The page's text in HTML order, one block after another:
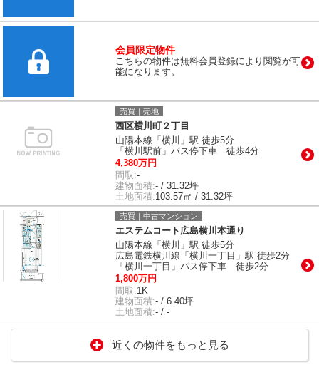
会員限定物件
こちらの物件は無料会員登録により閲覧が可
能になります。
売買｜売地
西区横川町２丁目
山陽本線「横川」駅 徒歩5分
「横川駅前」バス停下車 徒歩4分
4,380万円
間取:-
建物面積:- / 31.32坪
土地面積:103.57㎡ / 31.32坪
売買｜中古マンション
エステムコート広島横川本通り
山陽本線「横川」駅 徒歩5分
広島電鉄横川線「横川一丁目」駅 徒歩2分
「横川一丁目」バス停下車 徒歩2分
1,800万円
間取:1K
建物面積:- / 6.40坪
土地面積:- / -
近くの物件をもっと見る